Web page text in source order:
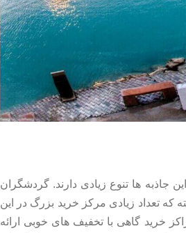
جاذبه ها تنوع زیادی دارند. گردشگران
که تعداد زیادی مرکز خرید بزرگ در این
خرید گاهی با تخفیف های خوبی ارائه